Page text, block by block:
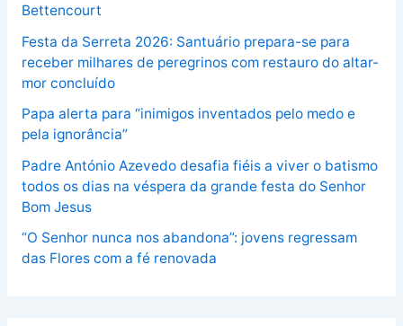
Bettencourt
Festa da Serreta 2026: Santuário prepara-se para
receber milhares de peregrinos com restauro do altar-
mor concluído
Papa alerta para “inimigos inventados pelo medo e
pela ignorância”
Padre António Azevedo desafia fiéis a viver o batismo
todos os dias na véspera da grande festa do Senhor
Bom Jesus
“O Senhor nunca nos abandona”: jovens regressam
das Flores com a fé renovada